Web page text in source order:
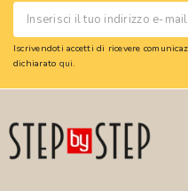
Iscrivendoti accetti di ricevere
dichiarato qui.